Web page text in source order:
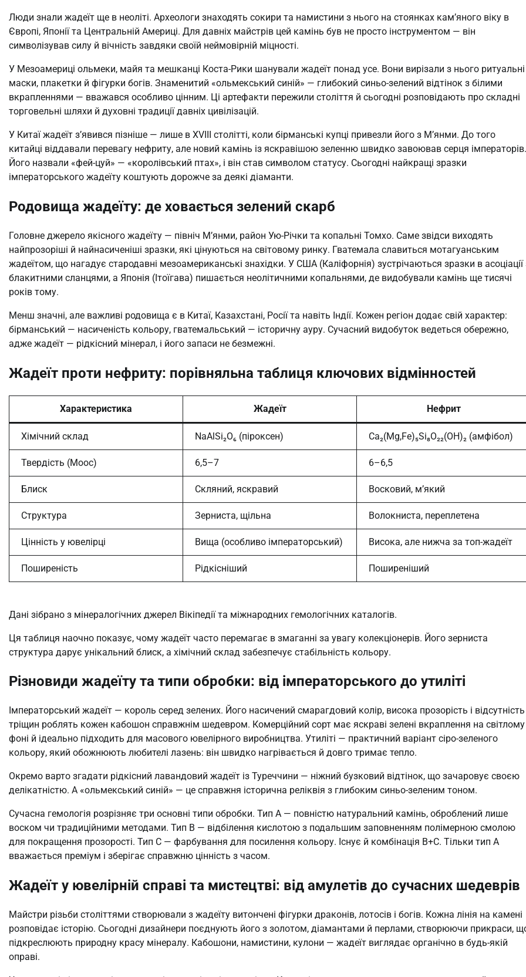
Люди знали жадеїт ще в неоліті. Археологи знаходять сокири та намистини з нього на стоянках кам’яного віку в
Європі, Японії та Центральній Америці. Для давніх майстрів цей камінь був не просто інструментом — він
символізував силу й вічність завдяки своїй неймовірній міцності.
У Мезоамериці ольмеки, майя та мешканці Коста-Рики шанували жадеїт понад усе. Вони вирізали з нього ритуальні
маски, плакетки й фігурки богів. Знаменитий «ольмекський синій» — глибокий синьо-зелений відтінок з білими
вкрапленнями — вважався особливо цінним. Ці артефакти пережили століття й сьогодні розповідають про складні
торговельні шляхи й духовні традиції давніх цивілізацій.
У Китаї жадеїт з’явився пізніше — лише в XVIII столітті, коли бірманські купці привезли його з М’янми. До того
китайці віддавали перевагу нефриту, але новий камінь із яскравішою зеленню швидко завоював серця імператорів.
Його назвали «фей-цуй» — «королівський птах», і він став символом статусу. Сьогодні найкращі зразки
імператорського жадеїту коштують дорожче за деякі діаманти.
Родовища жадеїту: де ховається зелений скарб
Головне джерело якісного жадеїту — північ М’янми, район Ую-Річки та копальні Томхо. Саме звідси виходять
найпрозоріші й найнасиченіші зразки, які цінуються на світовому ринку. Гватемала славиться мотагуанським
жадеїтом, що нагадує стародавні мезоамериканські знахідки. У США (Каліфорнія) зустрічаються зразки в асоціації
блакитними сланцями, а Японія (Ітоїгава) пишається неолітичними копальнями, де видобували камінь ще тисячі
років тому.
Менш значні, але важливі родовища є в Китаї, Казахстані, Росії та навіть Індії. Кожен регіон додає свій характер:
бірманський — насиченість кольору, гватемальський — історичну ауру. Сучасний видобуток ведеться обережно,
адже жадеїт — рідкісний мінерал, і його запаси не безмежні.
Жадеїт проти нефриту: порівняльна таблиця ключових відмінностей
Характеристика Жадеїт Нефрит
Хімічний склад NaAlSi₂O₆ (піроксен) Ca₂(Mg,Fe)₅Si₈O₂₂(OH)₂ (амфібол)
Твердість (Моос) 6,5–7 6–6,5
Блиск Скляний, яскравий Восковий, м’який
Структура Зерниста, щільна Волокниста, переплетена
Цінність у ювелірці Вища (особливо імператорський) Висока, але нижча за топ-жадеїт
Поширеність Рідкісніший Поширеніший
Дані зібрано з мінералогічних джерел Вікіпедії та міжнародних гемологічних каталогів.
Ця таблиця наочно показує, чому жадеїт часто перемагає в змаганні за увагу колекціонерів. Його зерниста
структура дарує унікальний блиск, а хімічний склад забезпечує стабільність кольору.
Різновиди жадеїту та типи обробки: від імператорського до утиліті
Імператорський жадеїт — король серед зелених. Його насичений смарагдовий колір, висока прозорість і відсутність
тріщин роблять кожен кабошон справжнім шедевром. Комерційний сорт має яскраві зелені вкраплення на світлому
фоні й ідеально підходить для масового ювелірного виробництва. Утиліті — практичний варіант сіро-зеленого
кольору, який обожнюють любителі лазень: він швидко нагрівається й довго тримає тепло.
Окремо варто згадати рідкісний лавандовий жадеїт із Туреччини — ніжний бузковий відтінок, що зачаровує своєю
делікатністю. А «ольмекський синій» — це справжня історична реліквія з глибоким синьо-зеленим тоном.
Сучасна гемологія розрізняє три основні типи обробки. Тип A — повністю натуральний камінь, оброблений лише
воском чи традиційними методами. Тип B — відбілення кислотою з подальшим заповненням полімерною смолою
для покращення прозорості. Тип C — фарбування для посилення кольору. Існує й комбінація B+C. Тільки тип A
вважається преміум і зберігає справжню цінність з часом.
Жадеїт у ювелірній справі та мистецтві: від амулетів до сучасних шедеврів
Майстри різьби століттями створювали з жадеїту витончені фігурки драконів, лотосів і богів. Кожна лінія на камені
розповідає історію. Сьогодні дизайнери поєднують його з золотом, діамантами й перлами, створюючи прикраси,
підкреслюють природну красу мінералу. Кабошони, намистини, кулони — жадеїт виглядає органічно в будь-якій
оправі.